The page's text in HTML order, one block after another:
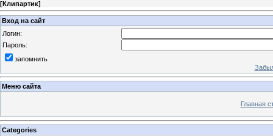
[Клипартик]
Вход на сайт
Логин:
Пароль:
запомнить
Меню сайта
Главная
Categories